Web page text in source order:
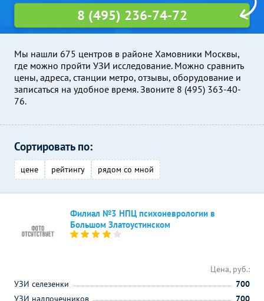
Мы нашли 675 центров в районе Хамовники Москвы,
где можно пройти УЗИ исследование. Можно сравнить
цены, адреса, станции метро, отзывы, оборудование и
записаться на удобное время. Звоните 8 (495) 363-40-
76.
8 (495) 236-74-72
Сортировать по:
цене рейтингу рядом со мной
Филиал №3 НПЦ психоневрологии в
Большом Златоустинском
Цена, руб.:
УЗИ селезенки
700
УЗИ надпочечников
700